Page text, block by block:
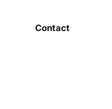
Contact